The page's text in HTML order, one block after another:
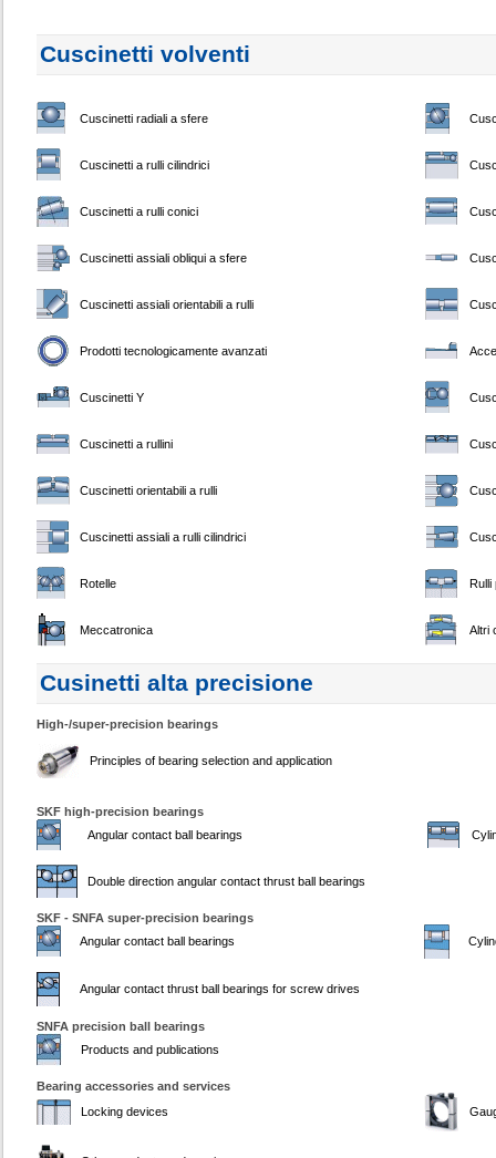
Cuscinetti volventi
Cuscinetti radiali a sfere
Cuscinetti a rulli cilindrici
Cuscinetti a rulli conici
Cuscinetti assiali obliqui a sfere
Cuscinetti assiali orientabili a rulli
Prodotti tecnologicamente avanzati
Cuscinetti Y
Cuscinetti a rullini
Cuscinetti orientabili a rulli
Cuscinetti assiali a rulli cilindrici
Rotelle Rulli
Meccatronica Altri
Cusinetti alta precisione
High-/super-precision bearings
Principles of bearing selection and application
SKF high-precision bearings
Angular contact ball bearings
Double direction angular contact thrust ball bearings
SKF - SNFA super-precision bearings
Angular contact ball bearings
Angular contact thrust ball bearings for screw drives
SNFA precision ball bearings
Products and publications
Bearing accessories and services
Locking devices